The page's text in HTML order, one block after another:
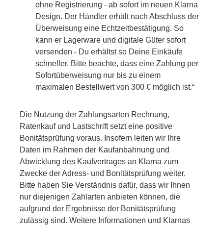
ohne Registrierung - ab sofort im neuen Klarna
Design. Der Händler erhält nach Abschluss der
Überweisung eine Echtzeitbestätigung. So
kann er Lagerware und digitale Güter sofort
versenden - Du erhältst so Deine Einkäufe
schneller. Bitte beachte, dass eine Zahlung per
Sofortüberweisung nur bis zu einem
maximalen Bestellwert von 300 € möglich ist.“
Die Nutzung der Zahlungsarten Rechnung,
Ratenkauf und Lastschrift setzt eine positive
Bonitätsprüfung voraus. Insofern leiten wir Ihre
Daten im Rahmen der Kaufanbahnung und
Abwicklung des Kaufvertrages an Klarna zum
Zwecke der Adress- und Bonitätsprüfung weiter.
Bitte haben Sie Verständnis dafür, dass wir Ihnen
nur diejenigen Zahlarten anbieten können, die
aufgrund der Ergebnisse der Bonitätsprüfung
zulässig sind. Weitere Informationen und Klarnas